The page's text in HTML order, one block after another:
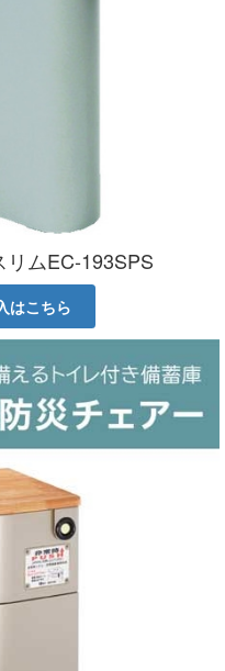
ムEC-193SPS
はこちら